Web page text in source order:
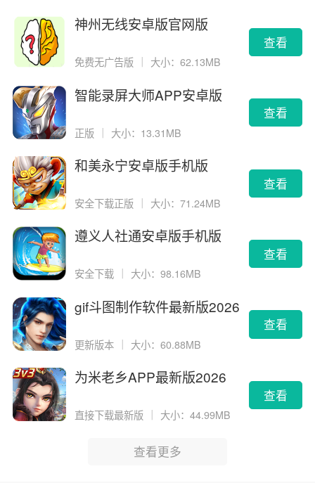
神州无线安卓版官网版
免费无广告版 大小：62.13MB
查看
智能录屏大师APP安卓版
正版 ｜ 大小：13.31MB
查看
和美永宁安卓版手机版
安全下载正版 大小：71.24MB
查看
遵义人社通安卓版手机版
安全下载 大小：98.16MB
查看
gif斗图制作软件最新版2026
更新版本 ｜ 大小：60.88MB
查看
为米老乡APP最新版2026
直接下载最新版 大小：44.99MB
查看
查看更多